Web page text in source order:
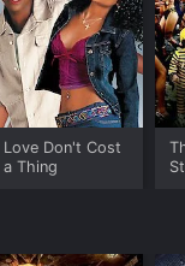
Love Don't Cost
a Thing